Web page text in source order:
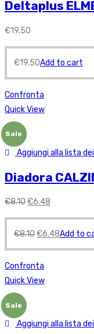
Deltaplus
€19.50
€19.50Add to cart
Confronta
Quick View
Sale
Aggiungi alla lista
Diadora
€8.10€6.48
€8.10€6.48Add to
Confronta
Quick View
Sale
Aggiungi alla lista